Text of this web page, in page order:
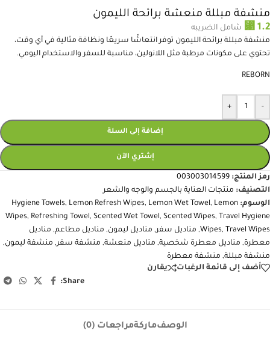
منشفة مبللة منعشة برائحة الليمون
⃁ 1.2
شامل الضريبه
منشفة مبللة برائحة الليمون توفر انتعاشًا سريعًا ونظافة مثالية في أي وقت،
تحتوي على مكونات مرطبة مثل اللانولين، مناسبة للسفر والاستخدام اليومي.
REBORN
-
+
إضافة إلى السلة
إشتري الآن
رمز المنتج: 003003014599
التصنيف: منتجات العناية بالجسم والوجه والشعر
الوسوم:
Hygiene Towels, Lemon Refresh Wipes, Lemon Wet Towel, Lemon
Wipes, Refreshing Towel, Scented Wet Towel, Scented Wipes, Travel Hygiene
Wipes, Travel Wipes
, مناديل سفر, مناديل ليمون, مناديل مطاعم, مناديل
معطرة, مناديل معطرة شخصية, مناديل منعشة, منشفة سفر, منشفة ليمون,
منشفة مبللة, منشفة معطرة
أضف إلى قائمة الرغبات
يقارن
Share:
الوصفماركةمراجعات (0)